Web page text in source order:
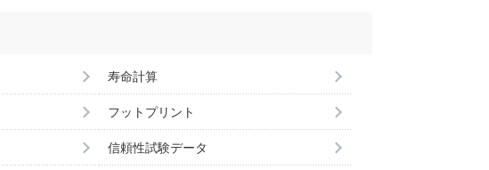
寿命計算
フットプリント
信頼性試験データ